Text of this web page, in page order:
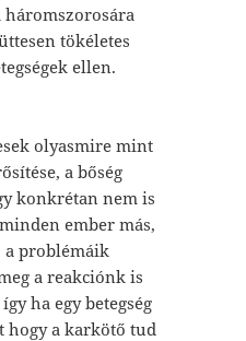
háromszorosára
tökéletes
ellen.
olyasmire mint
a bőség
konkrétan nem is
ember más,
a problémáik
a reakciónk is
ha egy betegség
hogy a karkötő tud